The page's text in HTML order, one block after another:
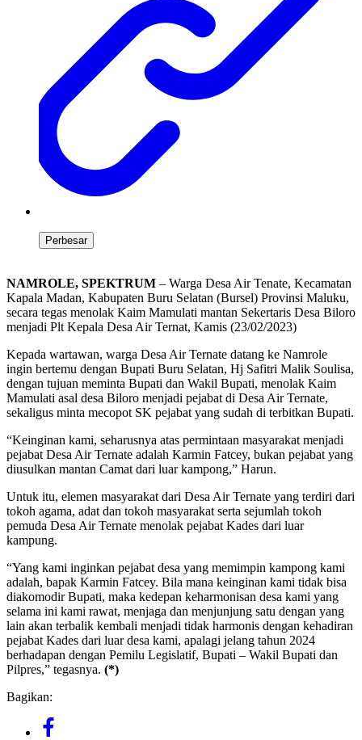
Perbesar
NAMROLE, SPEKTRUM – Warga Desa Air Tenate, Kecamatan
Kapala Madan, Kabupaten Buru Selatan (Bursel) Provinsi Maluku,
secara tegas menolak Kaim Mamulati mantan Sekertaris Desa Biloro
menjadi Plt Kepala Desa Air Ternat, Kamis (23/02/2023)
Kepada wartawan, warga Desa Air Ternate datang ke Namrole
ingin bertemu dengan Bupati Buru Selatan, Hj Safitri Malik Soulisa,
dengan tujuan meminta Bupati dan Wakil Bupati, menolak Kaim
Mamulati asal desa Biloro menjadi pejabat di Desa Air Ternate,
sekaligus minta mecopot SK pejabat yang sudah di terbitkan Bupati.
“Keinginan kami, seharusnya atas permintaan masyarakat menjadi
pejabat Desa Air Ternate adalah Karmin Fatcey, bukan pejabat yang
diusulkan mantan Camat dari luar kampong,” Harun.
Untuk itu, elemen masyarakat dari Desa Air Ternate yang terdiri dari
tokoh agama, adat dan tokoh masyarakat serta sejumlah tokoh
pemuda Desa Air Ternate menolak pejabat Kades dari luar
kampung.
“Yang kami inginkan pejabat desa yang memimpin kampong kami
adalah, bapak Karmin Fatcey. Bila mana keinginan kami tidak bisa
diakomodir Bupati, maka kedepan keharmonisan desa kami yang
selama ini kami rawat, menjaga dan menjunjung satu dengan yang
lain akan terbalik kembali menjadi tidak harmonis dengan kehadiran
pejabat Kades dari luar desa kami, apalagi jelang tahun 2024
berhadapan dengan Pemilu Legislatif, Bupati – Wakil Bupati dan
Pilpres,” tegasnya. (*)
Bagikan: